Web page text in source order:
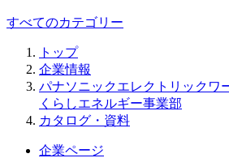
すべてのカテゴリー
トップ
企業情報
パナソニックエレクトリックワ
くらしエネルギー事業部
カタログ・資料
企業ページ